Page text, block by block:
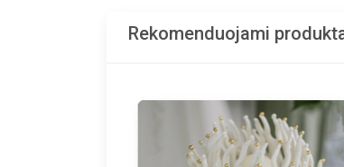
Rekomenduojami